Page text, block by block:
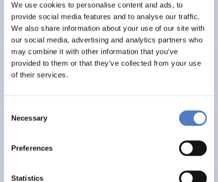
We use cookies to personalise content and ads, to
provide social media features and to analyse our traffic.
We also share information about your use of our site with
our social media, advertising and analytics partners who
may combine it with other information that you’ve
provided to them or that they’ve collected from your use
of their services.
Selection
Necessary
Preferences
Statistics
Ornetzeder, Michael(1999).Lokale Agenda 21 Projekte –
Erfahrungen aus Deutschland.
Ornetzeder, Michael(1999).Old Technology and Social
Innovations. Inside the Austrian Success-Story on Solar
Welchen Beitrag leisten